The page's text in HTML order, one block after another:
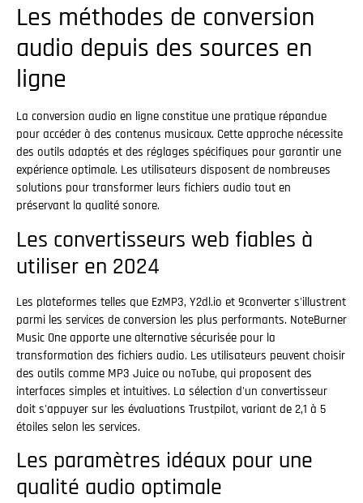
Les méthodes de conversion
audio depuis des sources en
ligne
La conversion audio en ligne constitue une pratique répandue
pour accéder à des contenus musicaux. Cette approche nécessite
des outils adaptés et des réglages spécifiques pour garantir une
expérience optimale. Les utilisateurs disposent de nombreuses
solutions pour transformer leurs fichiers audio tout en
préservant la qualité sonore.
Les convertisseurs web fiables à
utiliser en 2024
Les plateformes telles que EzMP3, Y2dl.io et 9converter s'illustrent
parmi les services de conversion les plus performants. NoteBurner
Music One apporte une alternative sécurisée pour la
transformation des fichiers audio. Les utilisateurs peuvent choisir
des outils comme MP3 Juice ou noTube, qui proposent des
interfaces simples et intuitives. La sélection d'un convertisseur
doit s'appuyer sur les évaluations Trustpilot, variant de 2,1 à 5
étoiles selon les services.
Les paramètres idéaux pour une
qualité audio optimale